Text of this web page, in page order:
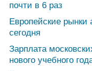
почти в 6 раз
Европейские рынки
сегодня
Зарплата
нового учебного